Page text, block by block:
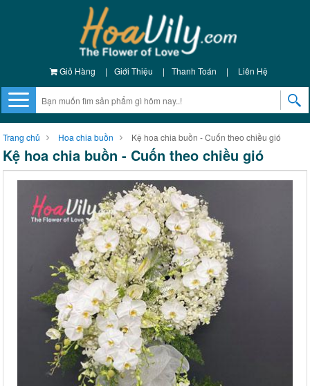
Giỏ Hàng | Giới Thiệu | Thanh Toán | Liên Hệ
Trang chủ Hoa chia buồn Kệ hoa chia buồn - Cuốn theo chiều gió
Kệ hoa chia buồn - Cuốn theo chiều gió